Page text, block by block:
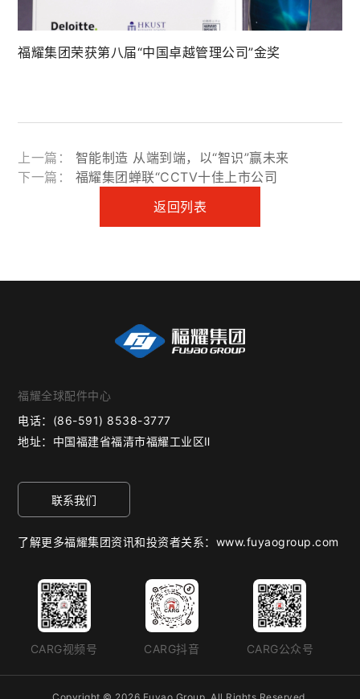
福耀集团荣获第八届“中国卓越管理公司”金奖
上一篇： 智能制造 从端到端，以“智识”赢未来
返回列表
下一篇： 福耀集团蝉联“CCTV十佳上市公司
福耀全球配件中心
电话： (86-591) 8538-3777
地址： 中国福建省福清市福耀工业区Ⅱ
联系我们
了解更多福耀集团资讯和投资者关系：www.fuyaogroup.com
CARG视频号 CARG抖音 CARG公众号